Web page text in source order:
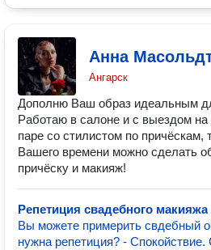
Анна
Ангарск
Дополню Ваш образ идеальным
Работаю в салоне и с выездом
паре со стилистом по причëскам,
Вашего времени можно сделать
причëску и макияж!
Репетиция свадебного макияжа
Вы можете примерить свдебный
нужна репетиция? -